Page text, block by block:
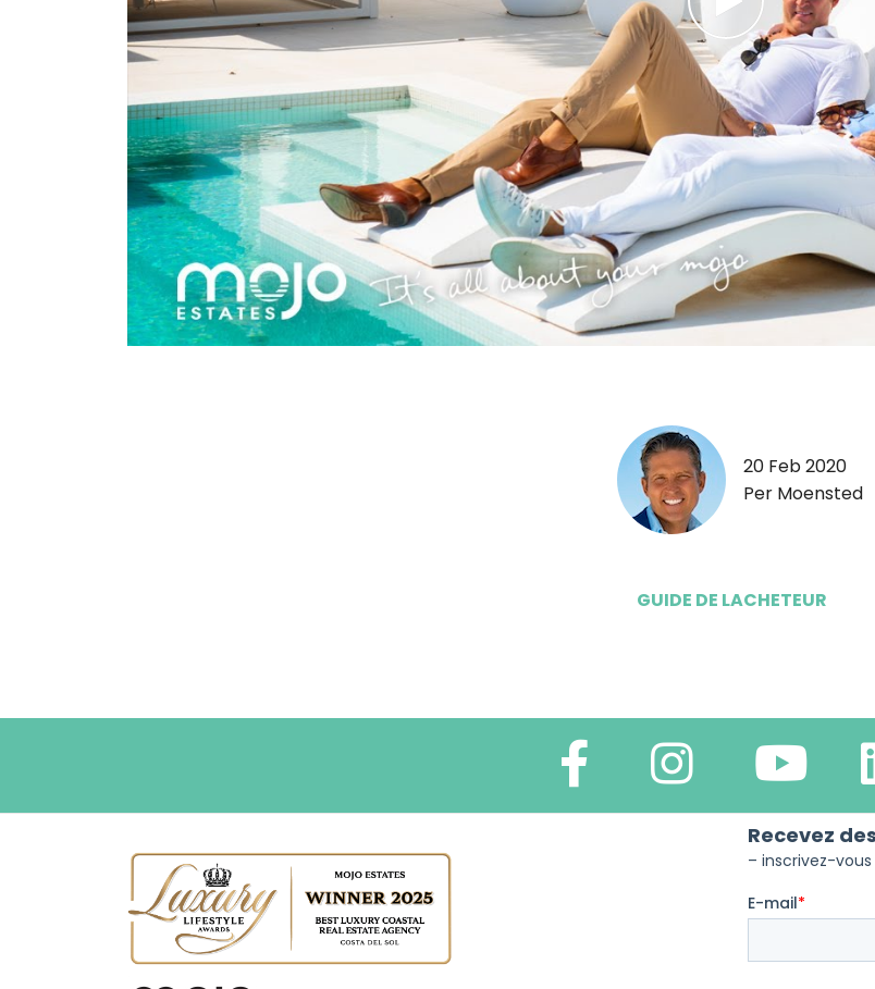
20 Feb 2020
Per Moensted
GUIDE DE LACHETEUR